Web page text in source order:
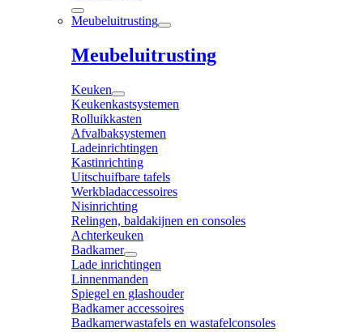
Meubeluitrusting
Meubeluitrusting
Keuken
Keukenkastsystemen
Rolluikkasten
Afvalbaksystemen
Ladeinrichtingen
Kastinrichting
Uitschuifbare tafels
Werkbladaccessoires
Nisinrichting
Relingen, baldakijnen en consoles
Achterkeuken
Badkamer
Lade inrichtingen
Linnenmanden
Spiegel en glashouder
Badkamer accessoires
Badkamerwastafels en wastafelconsoles